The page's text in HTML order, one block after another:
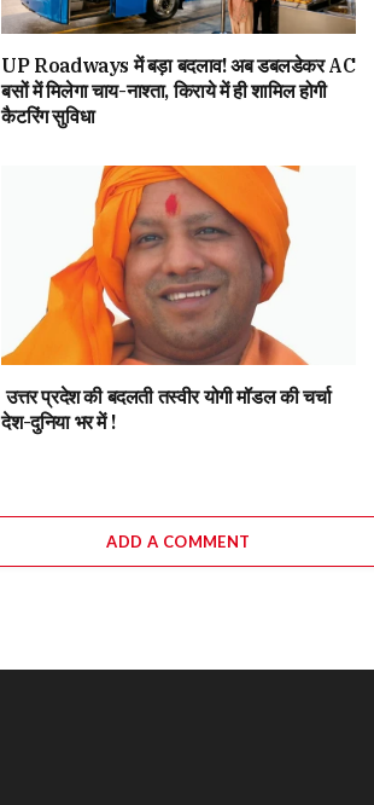
UP Roadways में बड़ा बदलाव! अब डबलडेकर AC
बसों में मिलेगा चाय-नाश्ता, किराये में ही शामिल होगी
कैटरिंग सुविधा
उत्तर प्रदेश की बदलती तस्वीर योगी मॉडल की चर्चा
देश-दुनिया भर में !
ADD A COMMENT